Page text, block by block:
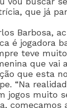
que já
Barbosa,
é jogadora
teve
que vai
que esta
“Na
jogos muito
começamos